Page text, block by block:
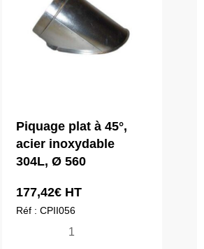
Piquage plat à 45°,
acier inoxydable
304L, Ø 560
177,42€ HT
Réf : CPII056
quantité